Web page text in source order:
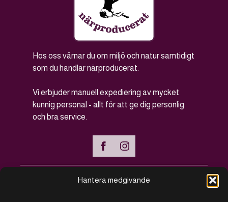
Hantera medgivande
Hos oss värnar du om miljö och natur samtidigt
som du handlar närproducerat.
Vi erbjuder manuell expediering av mycket
kunnig personal - allt för att ge dig personlig
och bra service.